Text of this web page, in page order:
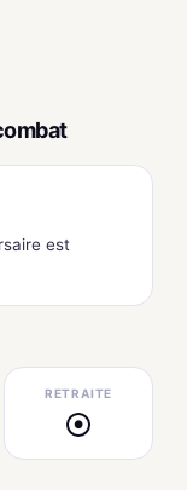
est
RETRAITE
●